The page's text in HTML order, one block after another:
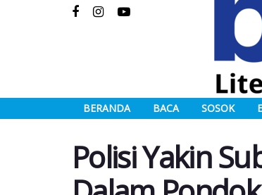
BERANDA BACA SOSOK
Polisi Yakin